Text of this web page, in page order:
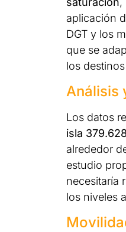
aplicación
DGT y los
que se
los
Análisis
Los datos
isla
alrededor
estudio
necesitaría
los niveles